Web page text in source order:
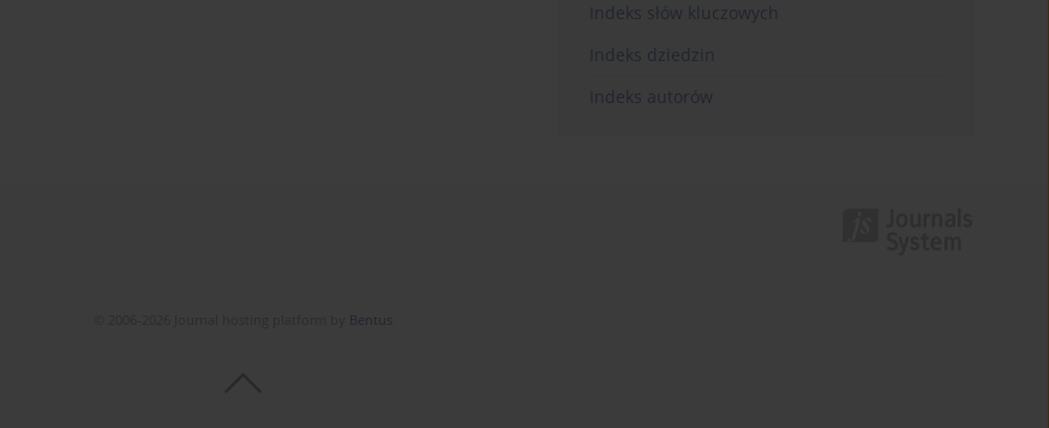
Indeks słów kluczowych
Indeks dziedzin
Indeks autorów
Bentus